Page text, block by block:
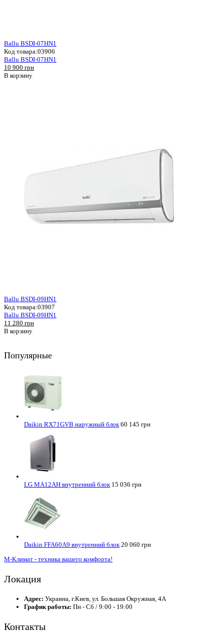
Ballu BSDI-07HN1
Код товара:03906
Ballu BSDI-07HN1
10 900 грн
В корзину
Ballu BSDI-09HN1
Код товара:03907
Ballu BSDI-09HN1
11 280 грн
В корзину
Популярные
Daikin RX71GVB наружный блок 60 145 грн
LG MA12AH внутренний блок 15 036 грн
Daikin FFA60A9 внутренний блок 20 060 грн
М-Климат - техника вашего комфорта!
Локация
Адрес: Украина, г.Киев, ул. Большая Окружная, 4А
График работы: Пн - Сб / 9:00 - 19:00
Контакты